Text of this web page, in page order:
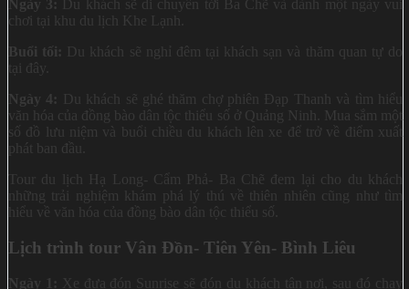
Ngày 3: Du khách sẽ di chuyển tới Ba Chẽ và dành một ngày vui
chơi tại khu du lịch Khe Lạnh.
Buổi tối: Du khách sẽ nghỉ đêm tại khách sạn và thăm quan tự do
tại đây.
Ngày 4: Du khách sẽ ghé thăm chợ phiên Đạp Thanh và tìm hiểu
văn hóa của đồng bào dân tộc thiểu số ở Quảng Ninh. Mua sắm một
số đồ lưu niệm và buổi chiều du khách lên xe để trở về điểm xuất
phát ban đầu.
Tour du lịch Hạ Long- Cẩm Phả- Ba Chẽ đem lại cho du khách
những trải nghiệm khám phá lý thú về thiên nhiên cũng như tìm
hiểu về văn hóa của đồng bào dân tộc thiểu số.
Lịch trình tour Vân Đồn- Tiên Yên- Bình Liêu
Ngày 1: Xe đưa đón Sunrise sẽ đón du khách tận nơi, sau đó chạy